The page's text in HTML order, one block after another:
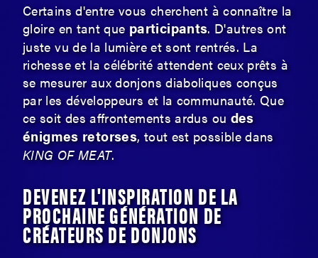
Certains d'entre vous cherchent à connaître la
gloire en tant queparticipants. D'autres ont
juste vu de la lumière et sont rentrés. La
richesse et la célébrité attendent ceux prêts à
se mesurer aux donjons diaboliques conçus
par les développeurs et la communauté. Que
ce soit des affrontements ardus oudes
énigmes retorses, tout est possible dans
KING OF MEAT.
DEVENEZ L'INSPIRATION DE LA
PROCHAINE GÉNÉRATION DE
CRÉATEURS DE DONJONS